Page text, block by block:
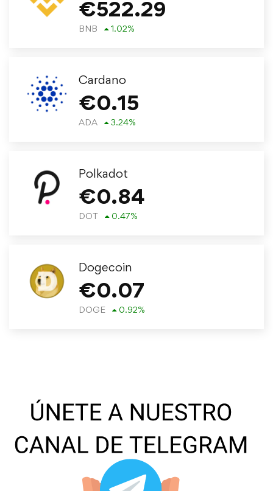
€522.29
BNB 1.02%
Cardano
€0.15
ADA 3.24%
Polkadot
€0.84
DOT 0.47%
Dogecoin
€0.07
DOGE 0.92%